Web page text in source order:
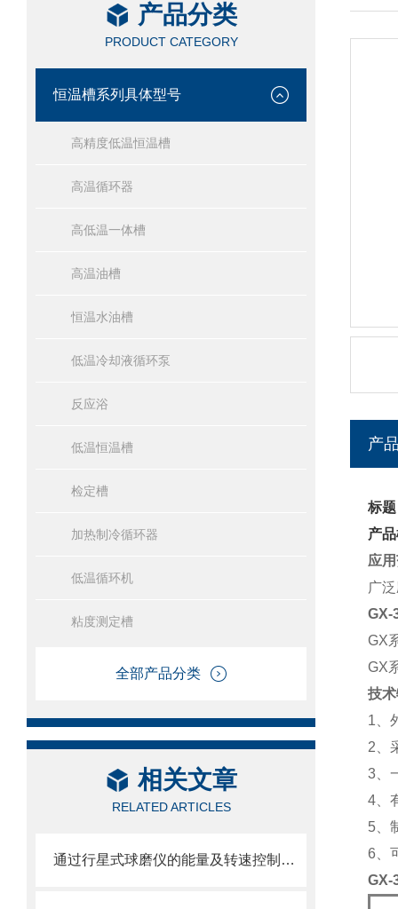
产品分类
PRODUCT CATEGORY
恒温槽系列具体型号
高精度低温恒温槽
高温循环器
高低温一体槽
高温油槽
恒温水油槽
低温冷却液循环泵
反应浴
低温恒温槽
检定槽
加热制冷循环器
低温循环机
粘度测定槽
全部产品分类
相关文章
RELATED ARTICLES
通过行星式球磨仪的能量及转速控制实现可重复性的研磨结果
/
产
标
产
应
广
GX-
GX
GX
技
1、
2、
3、
4、
5、
6、
GX-